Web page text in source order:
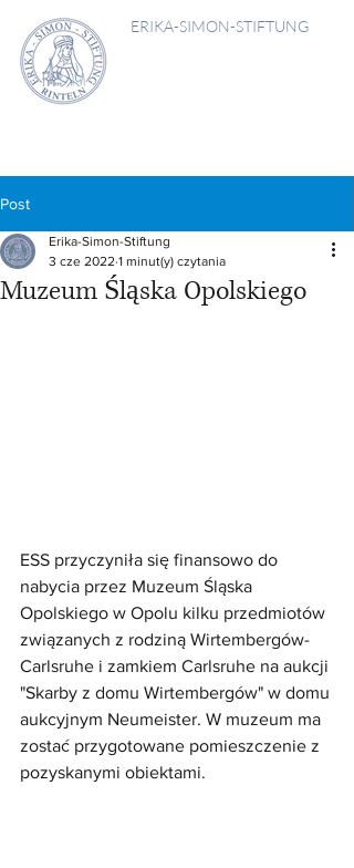
ERIKA-SIMON-STIFTUNG
Post
Muzeum Śląska Opolskiego
Erika-Simon-Stiftung
3 cze 2022 1 minut(y) czytania
ESS przyczyniła się finansowo do
nabycia przez Muzeum Śląska
Opolskiego w Opolu kilku przedmiotów
związanych z rodziną Wirtembergów-
Carlsruhe i zamkiem Carlsruhe na aukcji
"Skarby z domu Wirtembergów" w domu
aukcyjnym Neumeister. W muzeum ma
zostać przygotowane pomieszczenie z
pozyskanymi obiektami.